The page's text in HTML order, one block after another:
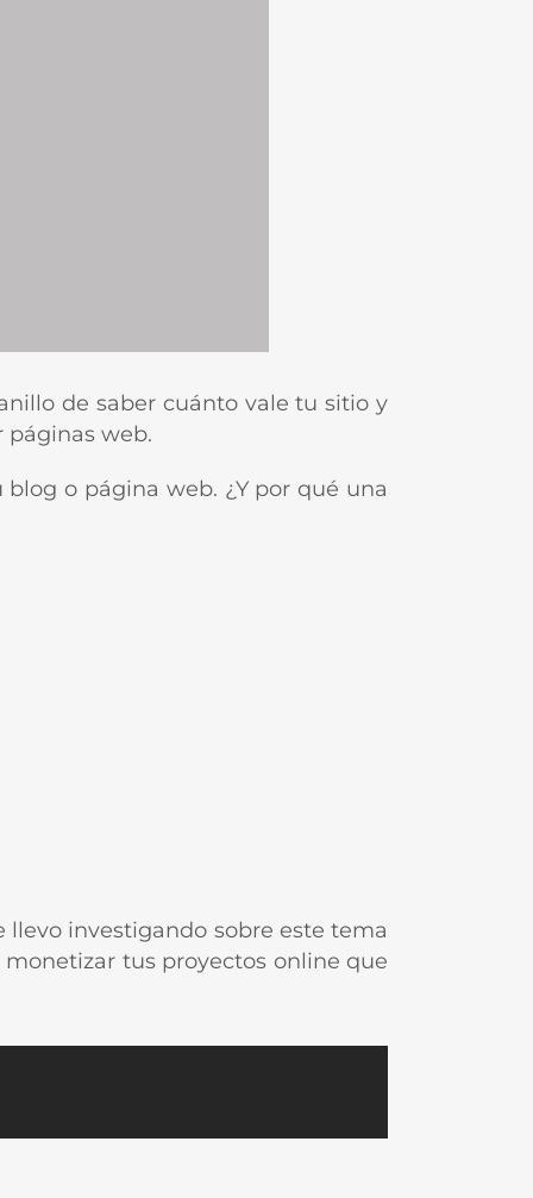
de saber cuánto vale tu sitio y
páginas web.
o página web. ¿Y por qué una
llevo investigando sobre este tema
tus proyectos online que